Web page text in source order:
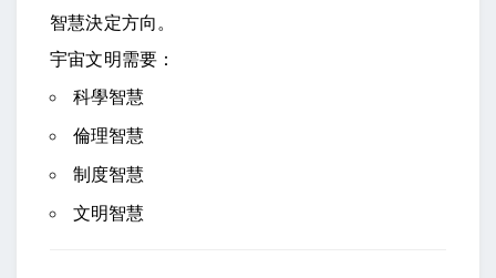
智慧決定方向。
宇宙文明需要：
科學智慧
倫理智慧
制度智慧
文明智慧